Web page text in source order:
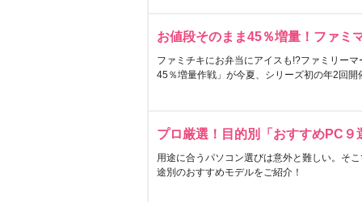
お値段そのまま45％増量！ファミ
ファミチキにお弁当にアイスも!?ファミリー
45％増量作戦」が今夏、シリーズ初の年2回開
プロ厳選！目的別「おすすめPC９
用途に合うパソコン選びは意外と難しい。そ
途別のおすすめモデルをご紹介！